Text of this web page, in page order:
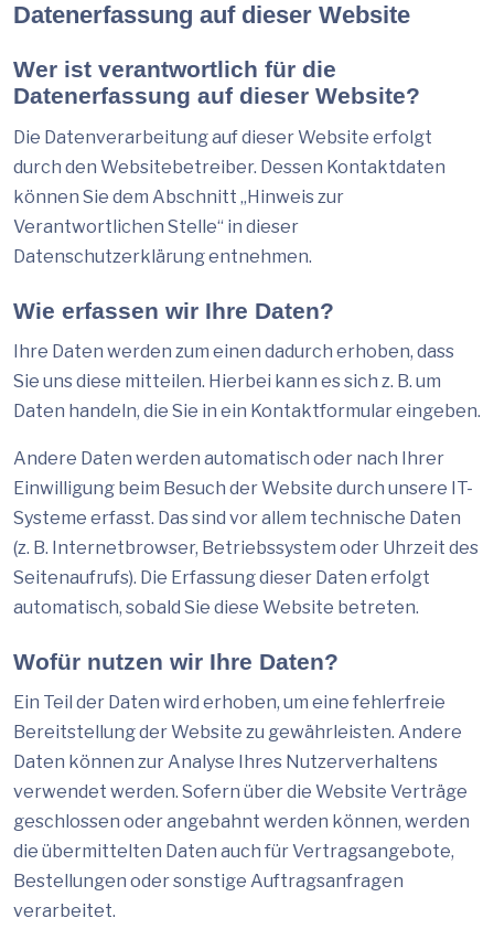
Datenerfassung auf dieser Website
Wer ist verantwortlich für die
Datenerfassung auf dieser Website?
Die Datenverarbeitung auf dieser Website erfolgt
durch den Websitebetreiber. Dessen Kontaktdaten
können Sie dem Abschnitt „Hinweis zur
Verantwortlichen Stelle“ in dieser
Datenschutzerklärung entnehmen.
Wie erfassen wir Ihre Daten?
Ihre Daten werden zum einen dadurch erhoben, dass
Sie uns diese mitteilen. Hierbei kann es sich z. B. um
Daten handeln, die Sie in ein Kontaktformular eingeben.
Andere Daten werden automatisch oder nach Ihrer
Einwilligung beim Besuch der Website durch unsere IT-
Systeme erfasst. Das sind vor allem technische Daten
(z. B. Internetbrowser, Betriebssystem oder Uhrzeit des
Seitenaufrufs). Die Erfassung dieser Daten erfolgt
automatisch, sobald Sie diese Website betreten.
Wofür nutzen wir Ihre Daten?
Ein Teil der Daten wird erhoben, um eine fehlerfreie
Bereitstellung der Website zu gewährleisten. Andere
Daten können zur Analyse Ihres Nutzerverhaltens
verwendet werden. Sofern über die Website Verträge
geschlossen oder angebahnt werden können, werden
die übermittelten Daten auch für Vertragsangebote,
Bestellungen oder sonstige Auftragsanfragen
verarbeitet.